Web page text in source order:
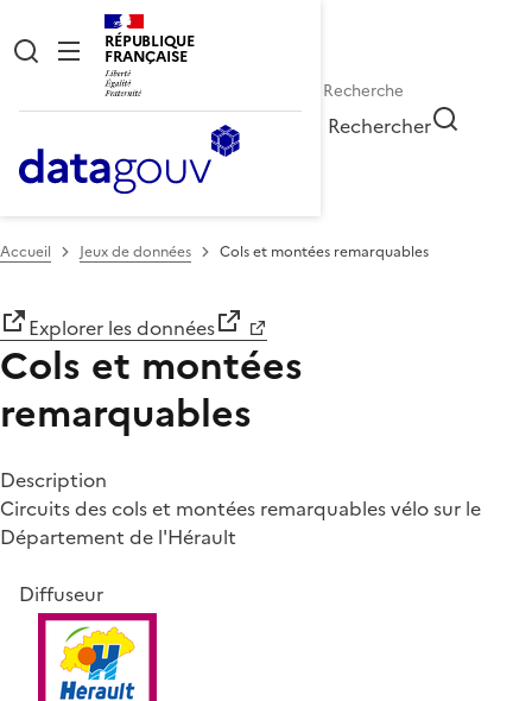
RÉPUBLIQUE
FRANÇAISE
Rechercher
Accueil Jeux de données Cols et montées remarquables
Explorer les données
Cols et montées
remarquables
Description
Circuits des cols et montées remarquables vélo sur le
Département de l'Hérault
Diffuseur